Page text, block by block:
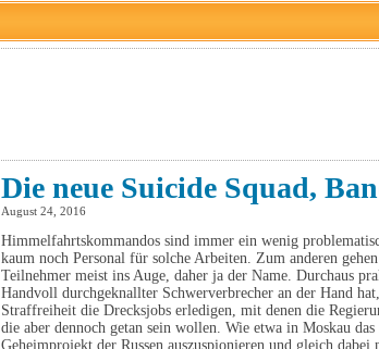
Die neue Suicide Squad,
August 24, 2016
Himmelfahrtskommandos sind immer ein wenig
kaum noch Personal für solche Arbeiten. Zum anderen
Teilnehmer meist ins Auge, daher ja der Name. Durchaus
Handvoll durchgeknallter Schwerverbrecher an der Hand
Straffreiheit die Drecksjobs erledigen, mit denen die
die aber dennoch getan sein wollen. Wie etwa in Moskau das
Geheimprojekt der Russen auszuspionieren und gleich dabei